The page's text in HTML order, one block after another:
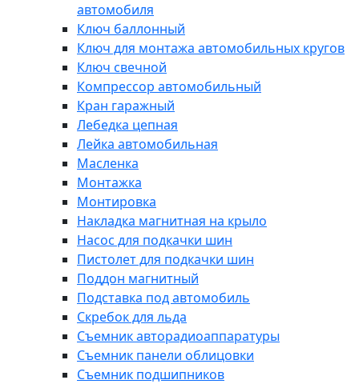
автомобиля
Ключ баллонный
Ключ для монтажа автомобильных кругов
Ключ свечной
Компрессор автомобильный
Кран гаражный
Лебедка цепная
Лейка автомобильная
Масленка
Монтажка
Монтировка
Накладка магнитная на крыло
Насос для подкачки шин
Пистолет для подкачки шин
Поддон магнитный
Подставка под автомобиль
Скребок для льда
Съемник авторадиоаппаратуры
Съемник панели облицовки
Съемник подшипников